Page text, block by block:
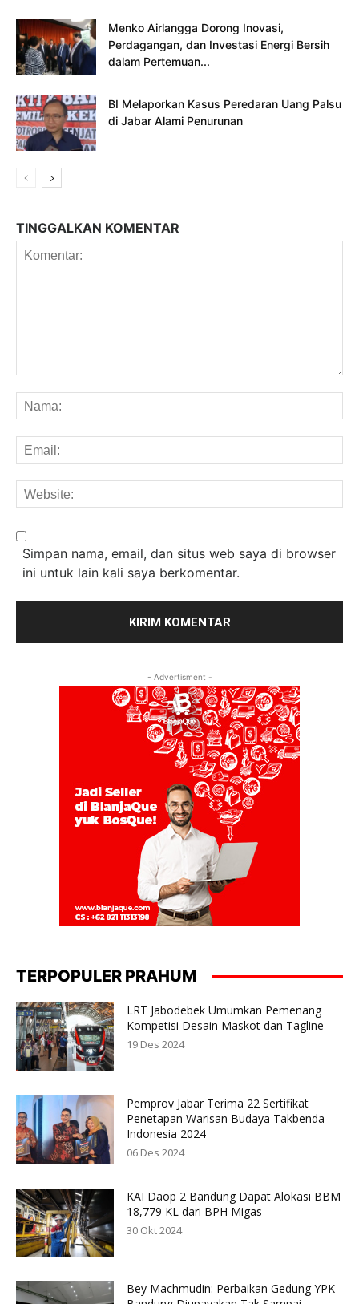
Menko Airlangga Dorong Inovasi,
Perdagangan, dan Investasi Energi Bersih
dalam Pertemuan...
BI Melaporkan Kasus Peredaran Uang Palsu
di Jabar Alami Penurunan
TINGGALKAN KOMENTAR
Simpan nama, email, dan situs web saya di browser
ini untuk lain kali saya berkomentar.
- Advertisment -
TERPOPULER PRAHUM
LRT Jabodebek Umumkan Pemenang
Kompetisi Desain Maskot dan Tagline
19 Des 2024
Pemprov Jabar Terima 22 Sertifikat
Penetapan Warisan Budaya Takbenda
Indonesia 2024
06 Des 2024
KAI Daop 2 Bandung Dapat Alokasi BBM
18,779 KL dari BPH Migas
30 Okt 2024
Bey Machmudin: Perbaikan Gedung YPK